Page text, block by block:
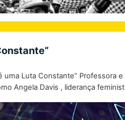
uma Luta Constante” Professora
Angela Davis , liderança